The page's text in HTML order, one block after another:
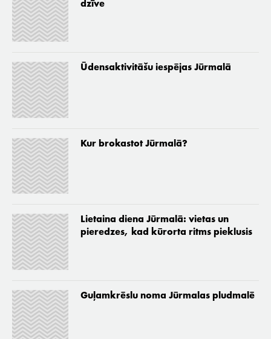
dzīve
Ūdensaktivitāšu iespējas Jūrmalā
Kur brokastot Jūrmalā?
Lietaina diena Jūrmalā: vietas un
pieredzes, kad kūrorta ritms pieklusis
Guļamkrēslu noma Jūrmalas pludmalē